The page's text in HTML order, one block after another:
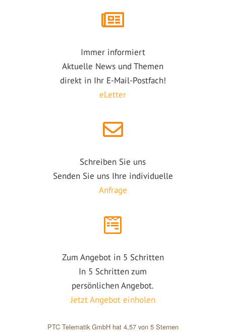
Immer informiert
Aktuelle News und Themen
direkt in Ihr E-Mail-Postfach!
eLetter
Schreiben Sie uns
Senden Sie uns Ihre individuelle
Anfrage
Zum Angebot in 5 Schritten
In 5 Schritten zum
persönlichen Angebot.
Jetzt Angebot einholen
PTC Telematik GmbH hat 4,57von 5Sternen